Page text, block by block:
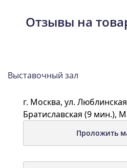
Отзывы на
Выставочный зал
г. Москва, ул.
Братиславская (9 мин.),
Проложить